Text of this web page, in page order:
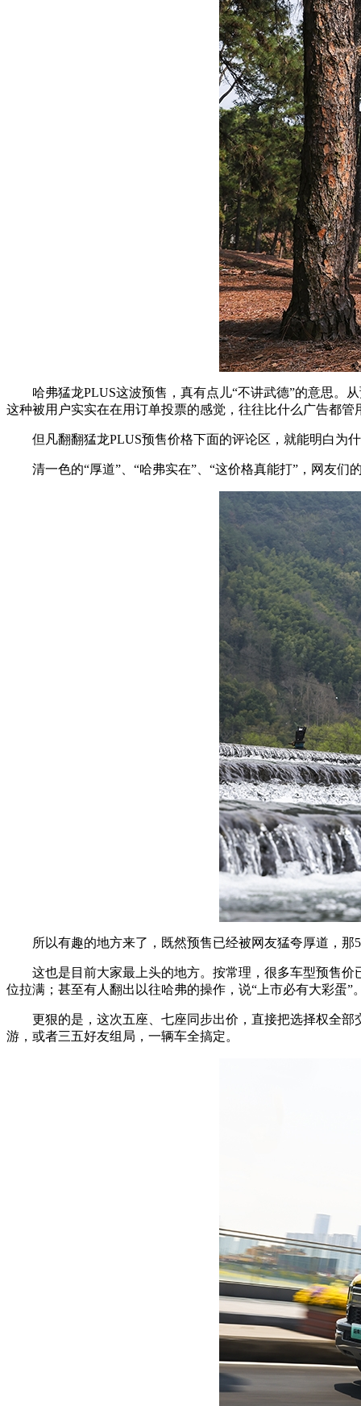
哈弗猛龙PLUS这波预售，真有点儿“不讲武德”的意思。
这种被用户实实在在用订单投票的感觉，往往比什么广告都管
但凡翻翻猛龙PLUS预售价格下面的评论区，就能明白为
清一色的“厚道”、“哈弗实在”、“这价格真能打”，网友
所以有趣的地方来了，既然预售已经被网友猛夸厚道，
这也是目前大家最上头的地方。按常理，很多车型预售
位拉满；甚至有人翻出以往哈弗的操作，说“上市必有大彩蛋”
更狠的是，这次五座、七座同步出价，直接把选择权全
游，或者三五好友组局，一辆车全搞定。